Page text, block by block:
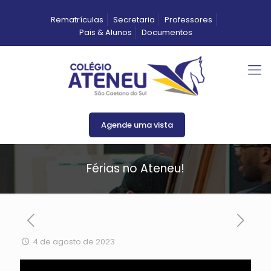
Rematrículas Secretaria
Professores
Pais & Alunos
Documentos
Agende uma vista
Férias no Ateneu!
4 de agosto de 2023